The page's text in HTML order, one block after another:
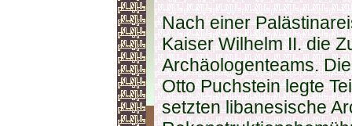
Nach einer
Kaiser Wilhelm II. die
Archäologenteams.
Otto Puchstein legte
setzten libanesische